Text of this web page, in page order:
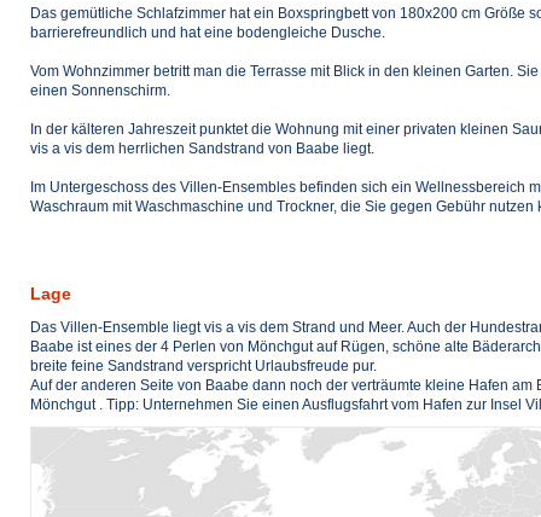
Das gemütliche Schlafzimmer hat ein Boxspringbett von 180x200 cm Größe
barrierefreundlich und hat eine bodengleiche Dusche.
Vom Wohnzimmer betritt man die Terrasse mit Blick in den kleinen Garten.
einen Sonnenschirm.
In der kälteren Jahreszeit punktet die Wohnung mit einer privaten kleinen
vis a vis dem herrlichen Sandstrand von Baabe liegt.
Im Untergeschoss des Villen-Ensembles befinden sich ein Wellnessbereich
Waschraum mit Waschmaschine und Trockner, die Sie gegen Gebühr nutzen
Lage
Das Villen-Ensemble liegt vis a vis dem Strand und Meer. Auch der
Baabe ist eines der 4 Perlen von Mönchgut auf Rügen, schöne alte
breite feine Sandstrand verspricht Urlaubsfreude pur.
Auf der anderen Seite von Baabe dann noch der verträumte kleine Hafen
Mönchgut . Tipp: Unternehmen Sie einen Ausflugsfahrt vom Hafen zur Insel